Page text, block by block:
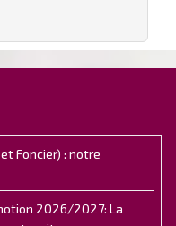
Foncier) : notre
2026/2027: La